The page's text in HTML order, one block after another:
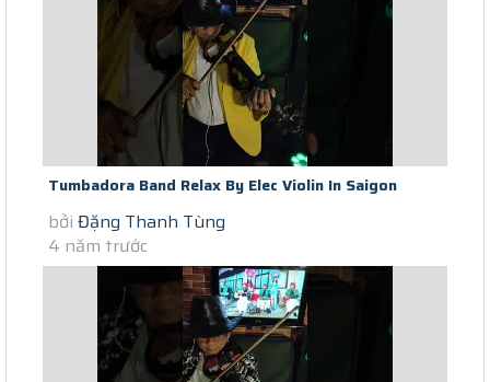
Tumbadora Band Relax By Elec Violin In Saigon
Social Distance Bai Khong Ten...
bởi Đặng Thanh Tùng
4 năm trước